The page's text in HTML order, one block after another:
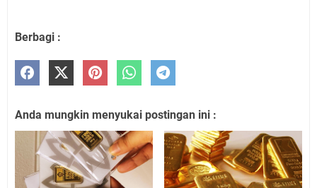
Berbagi :
Anda mungkin menyukai postingan ini :